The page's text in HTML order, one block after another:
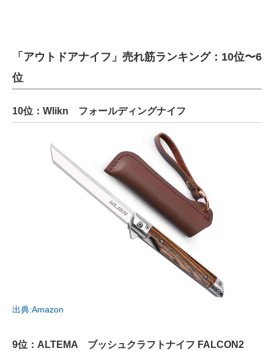
「アウトドアナイフ」売れ筋ランキング：10位〜6
位
10位：Wlikn フォールディングナイフ
出典:Amazon
9位：ALTEMA ブッシュクラフトナイフ FALCON2